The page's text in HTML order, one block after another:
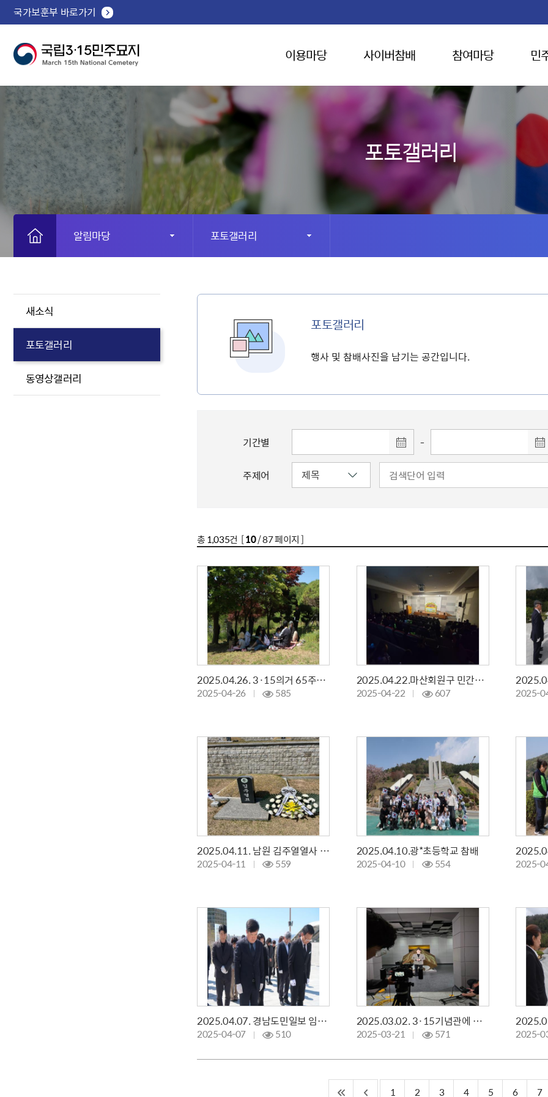
국가보훈부 바로가기
이용마당 사이버참배 참여마당 민
포토갤러리
알림마당 포토갤러리
새소식
포토갤러리
동영상갤러리
포토갤러리
행사 및 참배사진을 남기는 공간입니다.
기간별 -
주제어
총1,035건 [10/ 87 페이지 ]
2025.04.26. 3·15의거 65주년 제 41회 전국백일장
2025-04-26 585
2025.04.22.마산회원구 민간어린이집 인형극 행사
2025-04-22 607 2025-
2025.04.11. 남원 김주열열사 기념사업회 참배
2025-04-11 559
2025.04.10.광*초등학교 참배
2025-04-10 554 2025-
2025.04.07. 경남도민일보 임용일 사장 참배
2025-04-07 510
2025.03.02. 3·15기념관에 그가 떴다.
2025-03-21 571 2025-
1 2 3 4 5 6 7